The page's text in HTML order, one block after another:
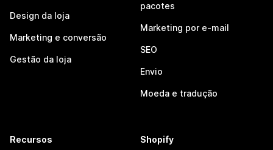
Design da loja
Marketing e conversão
Gestão da loja
pacotes
Marketing por e-mail
SEO
Envio
Moeda e tradução
Recursos Shopify